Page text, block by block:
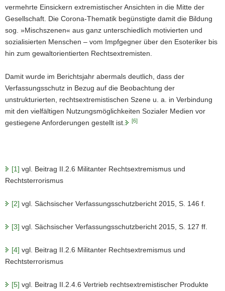
vermehrte Einsickern extremistischer Ansichten in die Mitte der
Gesellschaft. Die Corona-Thematik begünstigte damit die Bildung
sog. »Mischszenen« aus ganz unterschiedlich motivierten und
sozialisierten Menschen – vom Impfgegner über den Esoteriker bis
hin zum gewaltorientierten Rechtsextremisten.
Damit wurde im Berichtsjahr abermals deutlich, dass der
Verfassungsschutz in Bezug auf die Beobachtung der
unstrukturierten, rechtsextremistischen Szene u. a. in Verbindung
mit den vielfältigen Nutzungsmöglichkeiten Sozialer Medien vor
gestiegene Anforderungen gestellt ist.
[6]
[1] vgl. Beitrag II.2.6 Militanter Rechtsextremismus und
Rechtsterrorismus
[2] vgl. Sächsischer Verfassungsschutzbericht 2015, S. 146 f.
[3] vgl. Sächsischer Verfassungsschutzbericht 2015, S. 127 ff.
[4] vgl. Beitrag II.2.6 Militanter Rechtsextremismus und
Rechtsterrorismus
[5] vgl. Beitrag II.2.4.6 Vertrieb rechtsextremistischer Produkte